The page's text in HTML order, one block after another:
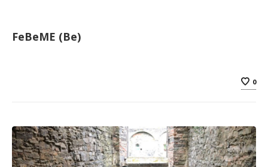
FeBeME (Be)
0